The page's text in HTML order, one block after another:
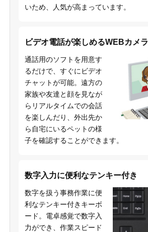
いため、人気が高まっています。
ビデオ電話が楽しめるWEBカメラ
通話用のソフトを用意す
るだけで、すぐにビデオ
チャットが可能。遠方の
家族や友達と顔を見なが
らリアルタイムでの会話
を楽しんだり、外出先か
ら自宅にいるペットの様
子を確認することができます。
数字入力に便利なテンキー付き
数字を扱う事務作業に便
利なテンキー付きキーボ
ード。電卓感覚で数字入
力ができ、作業スピード